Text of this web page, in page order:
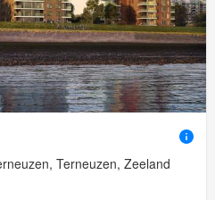
Terneuzen, Zeeland